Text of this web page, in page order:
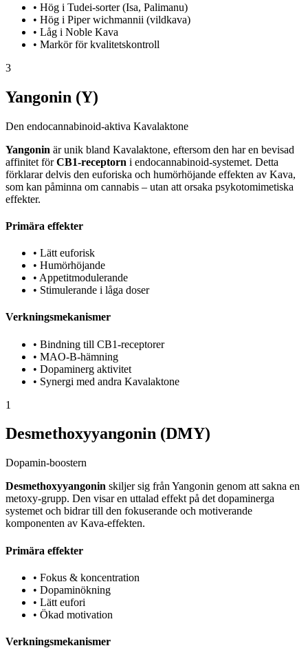
• Hög i Tudei-sorter (Isa, Palimanu)
• Hög i Piper wichmannii (vildkava)
• Låg i Noble Kava
• Markör för kvalitetskontroll
3
Yangonin (Y)
Den endocannabinoid-aktiva Kavalaktone
Yangonin är unik bland Kavalaktone, eftersom den har en bevisad
affinitet förCB1-receptorn i endocannabinoid-systemet. Detta
förklarar delvis den euforiska och humörhöjande effekten av Kava,
som kan påminna om cannabis – utan att orsaka psykotomimetiska
effekter.
Primära effekter
• Lätt euforisk
• Humörhöjande
• Appetitmodulerande
• Stimulerande i låga doser
Verkningsmekanismer
• Bindning till CB1-receptorer
• MAO-B-hämning
• Dopaminerg aktivitet
• Synergi med andra Kavalaktone
1
Desmethoxyyangonin (DMY)
Dopamin-boostern
Desmethoxyyangonin skiljer sig från Yangonin genom att sakna en
metoxy-grupp. Den visar en uttalad effekt på det dopaminerga
systemet och bidrar till den fokuserande och motiverande
komponenten av Kava-effekten.
Primära effekter
• Fokus & koncentration
• Dopaminökning
• Lätt eufori
• Ökad motivation
Verkningsmekanismer